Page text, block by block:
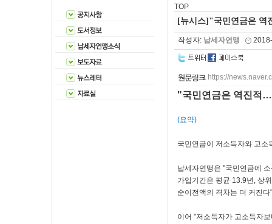
TOP
[뉴시스]"국민연금은 역
작성자: 납세자연맹
https://
"국민연금은 역진적
(요약)
국민연금이 저소득자와 고소
납세자연맹은 "국민연금에
가입기간은 평균 13.9년, 상
순이전액의 격차는 더 커진
이어 "저소득자가 고소득자